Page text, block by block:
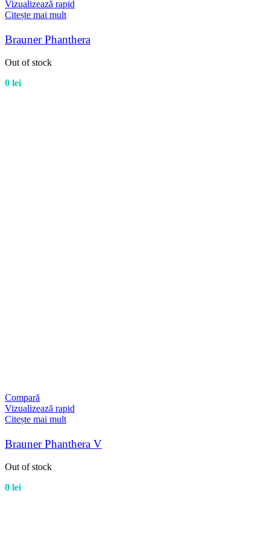
Vizualizează rapid
Citește mai mult
Brauner Phanthera
Out of stock
0 lei
Compară
Vizualizează rapid
Citește mai mult
Brauner Phanthera V
Out of stock
0 lei